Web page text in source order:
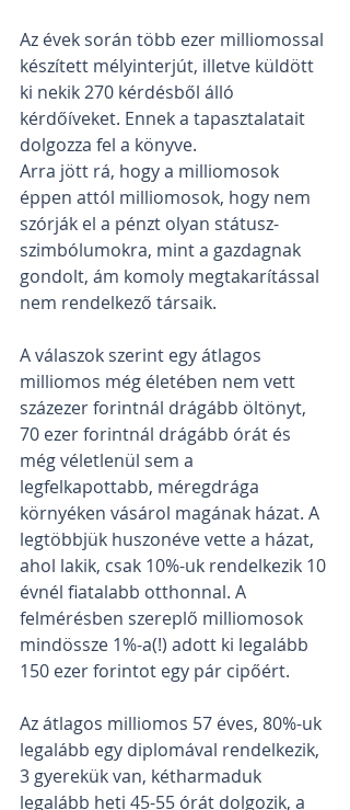
Az évek során több ezer milliomossal
készített mélyinterjút, illetve küldött
ki nekik 270 kérdésből álló
kérdőíveket. Ennek a tapasztalatait
dolgozza fel a könyve.
Arra jött rá, hogy a milliomosok
éppen attól milliomosok, hogy nem
szórják el a pénzt olyan státusz-
szimbólumokra, mint a gazdagnak
gondolt, ám komoly megtakarítással
nem rendelkező társaik.
A válaszok szerint egy átlagos
milliomos még életében nem vett
százezer forintnál drágább öltönyt,
70 ezer forintnál drágább órát és
még véletlenül sem a
legfelkapottabb, méregdrága
környéken vásárol magának házat. A
legtöbbjük huszonéve vette a házat,
ahol lakik, csak 10%-uk rendelkezik 10
évnél fiatalabb otthonnal. A
felmérésben szereplő milliomosok
mindössze 1%-a(!) adott ki legalább
150 ezer forintot egy pár cipőért.
Az átlagos milliomos 57 éves, 80%-uk
legalább egy diplomával rendelkezik,
3 gyerekük van, kétharmaduk
legalább heti 45-55 órát dolgozik, a